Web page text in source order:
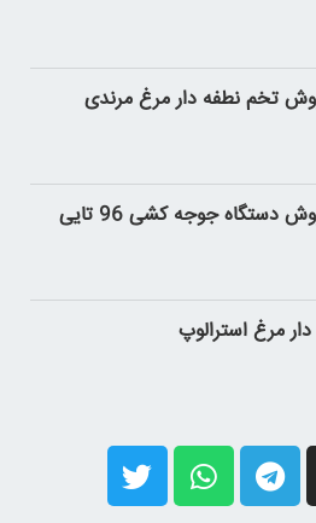
تخم نطفه دار مرغ مرندی
خرید و فروش دستگاه جوجه کشی 96 تایی
مرغ استرالوپ